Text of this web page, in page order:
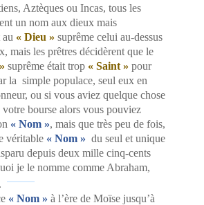
Aztèques ou Incas, tous les
un nom aux dieux mais
« Dieu » suprême celui au-dessus
mais les prêtres décidèrent que le
suprême était trop « Saint » pour
la simple populace, seul eux en
ou si vous aviez quelque chose
votre bourse alors vous pouviez
« Nom », mais que très peu de fois,
véritable « Nom » du seul et unique
depuis deux mille cinq-cents
je le nomme comme Abraham,
« Nom » à l’ère de Moïse jusqu’à